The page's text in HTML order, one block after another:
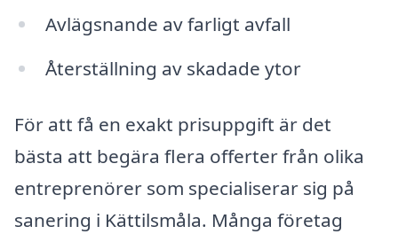
Avlägsnande av farligt avfall
Återställning av skadade ytor
För att få en exakt prisuppgift är det
bästa att begära flera offerter från olika
entreprenörer som specialiserar sig på
sanering i Kättilsmåla. Många företag